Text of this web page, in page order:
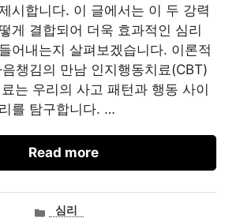
시합니다. 이 글에서는 이 두 강력
게 결합되어 더욱 효과적인 심리
어내는지 살펴보겠습니다. 이론적
챙김의 만남 인지행동치료(CBT)
는 우리의 사고 패턴과 행동 사이
를 탐구합니다. …
Read more
카심리